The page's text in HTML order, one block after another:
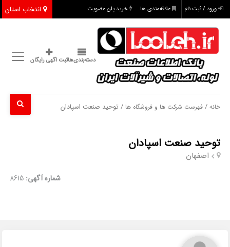
انتخاب استان ورود / ثبت نام علاقه‌مندی ها خرید پلن عضویت
دسته‌بندی‌هاثبت اگهی رایگان
خانه /فهرست شرکت ها و فروشگاه ها / توحید صنعت اسپادان
توحید صنعت اسپادان
اصفهان
شماره آگهی: 8615